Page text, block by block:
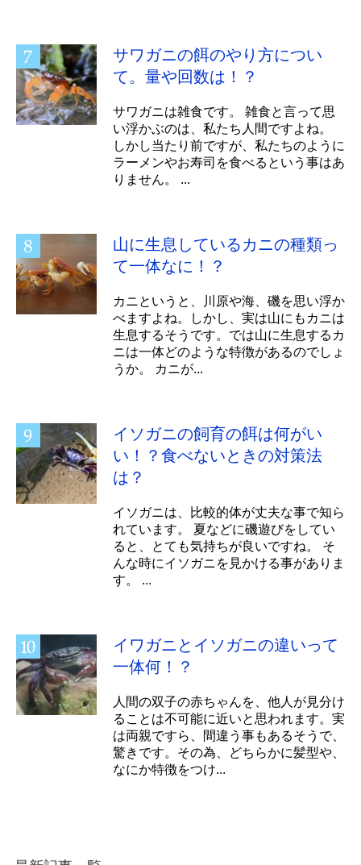
サワガニの餌のやり方につい
て。量や回数は！？
サワガニは雑食です。 雑食と言って思
い浮かぶのは、私たち人間ですよね。
しかし当たり前ですが、私たちのように
ラーメンやお寿司を食べるという事はあ
りません。 ...
山に生息しているカニの種類っ
て一体なに！？
カニというと、川原や海、磯を思い浮か
べますよね。しかし、実は山にもカニは
生息するそうです。では山に生息するカ
ニは一体どのような特徴があるのでしょ
うか。 カニが...
イソガニの飼育の餌は何がい
い！？食べないときの対策法
は？
イソガニは、比較的体が丈夫な事で知ら
れています。 夏などに磯遊びをしてい
ると、とても気持ちが良いですね。 そ
んな時にイソガニを見かける事がありま
す。 ...
イワガニとイソガニの違いって
一体何！？
人間の双子の赤ちゃんを、他人が見分け
ることは不可能に近いと思われます。実
は両親ですら、間違う事もあるそうで、
驚きです。その為、どちらかに髪型や、
なにか特徴をつけ...